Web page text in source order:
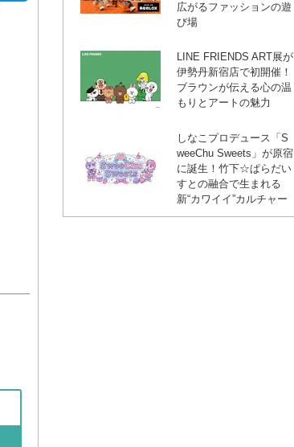
広がるファッションの遊
び場
LINE FRIENDS ART展が
伊勢丹新宿店で初開催！
ブラウンが伝える心の温
もりとアートの魅力
しなこプロデュース「S
weeChu Sweets」が原宿
に誕生！竹下☆ぱらだい
すとの融合で生まれる
新“カワイイ”カルチャー